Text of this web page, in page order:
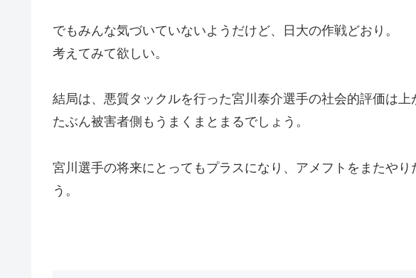
でもみんな気づいていないようだけど、日大の作戦どおり。
考えてみて欲しい。
結局は、悪質タックルを行った宮川泰介選手の社会的評価は上
たぶん被害者側もうまくまとまるでしょう。
宮川選手の将来にとってもプラスになり、アメフトをまたやり
う。